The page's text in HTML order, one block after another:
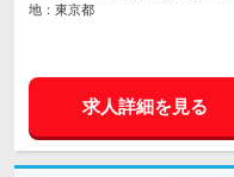
地：東京都
求人詳細を見る